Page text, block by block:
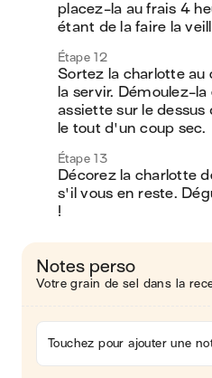
placez-la au frais 4
étant de la faire la
Étape 12
Sortez la charlotte au
la servir. Démoulez-
assiette sur le
le tout d'un coup sec.
Étape 13
Décorez la charlotte
s'il vous en reste.
!
Notes perso
Votre grain de sel dans la
Touchez pour ajouter une